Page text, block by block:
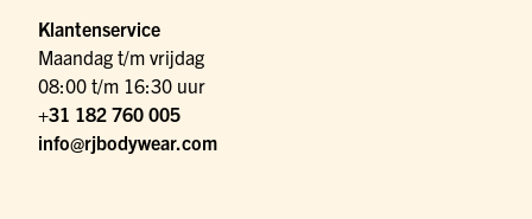
Klantenservice
Maandag t/m vrijdag
08:00 t/m 16:30 uur
+31 182 760 005
info@rjbodywear.com